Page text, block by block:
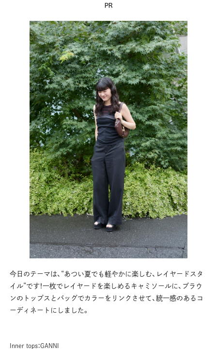
PR
今日のテーマは、“あつい夏でも軽やかに楽しむ、レイヤードスタ
イル”です！一枚でレイヤードを楽しめるキャミソールに、ブラウ
ンのトップスとバッグでカラーをリンクさせて、統一感のあるコ
ーディネートにしました。
Inner tops：GANNI